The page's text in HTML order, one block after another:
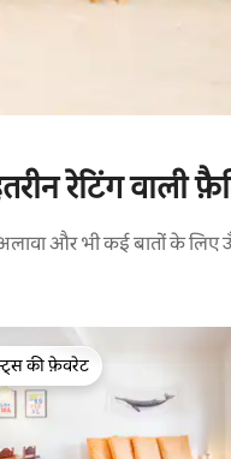
रेटिंग वाली
और भी कई बातों के लिए
की फ़ेवरेट
की फ़ेवरेट